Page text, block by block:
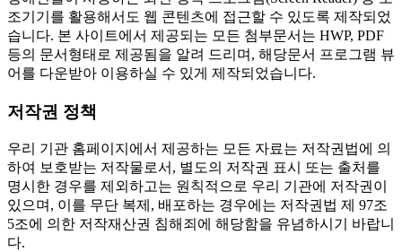
조기기를 활용해서도 웹 콘텐츠에 접근할 수 있도록 제작되었
습니다. 본 사이트에서 제공되는 모든 첨부문서는 HWP, PDF
등의 문서형태로 제공됨을 알려 드리며, 해당문서 프로그램 뷰
어를 다운받아 이용하실 수 있게 제작되었습니다.
저작권 정책
우리 기관 홈페이지에서 제공하는 모든 자료는 저작권법에 의
하여 보호받는 저작물로서, 별도의 저작권 표시 또는 출처를
명시한 경우를 제외하고는 원칙적으로 우리 기관에 저작권이
있으며, 이를 무단 복제, 배포하는 경우에는 저작권법 제 97조
5조에 의한 저작재산권 침해죄에 해당함을 유념하시기 바랍니
다.